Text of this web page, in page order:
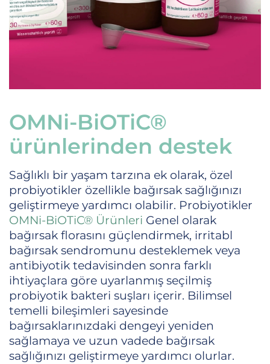
OMNi-BiOTiC®
ürünlerinden destek
Sağlıklı bir yaşam tarzına ek olarak, özel
probiyotikler özellikle bağırsak sağlığınızı
geliştirmeye yardımcı olabilir. Probiyotikler
OMNi-BiOTiC® Ürünleri Genel olarak
bağırsak florasını güçlendirmek, irritabl
bağırsak sendromunu desteklemek veya
antibiyotik tedavisinden sonra farklı
ihtiyaçlara göre uyarlanmış seçilmiş
probiyotik bakteri suşları içerir. Bilimsel
temelli bileşimleri sayesinde
bağırsaklarınızdaki dengeyi yeniden
sağlamaya ve uzun vadede bağırsak
sağlığınızı geliştirmeye yardımcı olurlar.